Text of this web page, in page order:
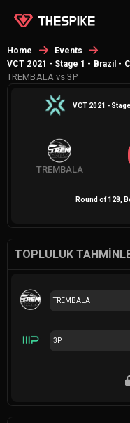
Home
Events
VCT 2021 - Stage 1 - Brazil -
TREMBALA vs 3P
VCT 2021 -
TREMBALA
Round of 128 ,
TOPLULUK
TREMBALA
3P